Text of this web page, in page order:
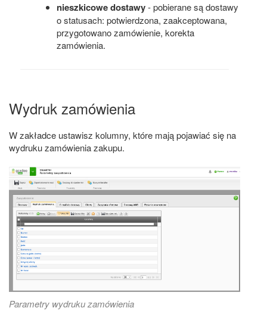
nieszkicowe dostawy- pobierane są dostawy
o statusach: potwierdzona, zaakceptowana,
przygotowano zamówienie, korekta
zamówienia.
Wydruk zamówienia
W zakładce ustawisz kolumny, które mają pojawiać się na
wydruku zamówienia zakupu.
Parametry wydruku zamówienia